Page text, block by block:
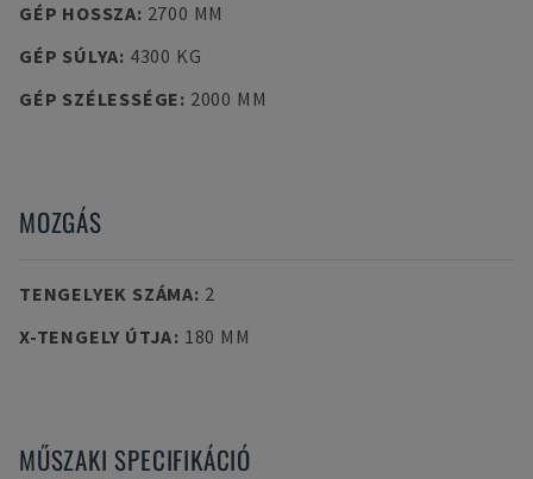
GÉP HOSSZA: 2700 MM
GÉP SÚLYA: 4300 KG
GÉP SZÉLESSÉGE: 2000 MM
MOZGÁS
TENGELYEK SZÁMA: 2
X-TENGELY ÚTJA: 180 MM
MŰSZAKI SPECIFIKÁCIÓ